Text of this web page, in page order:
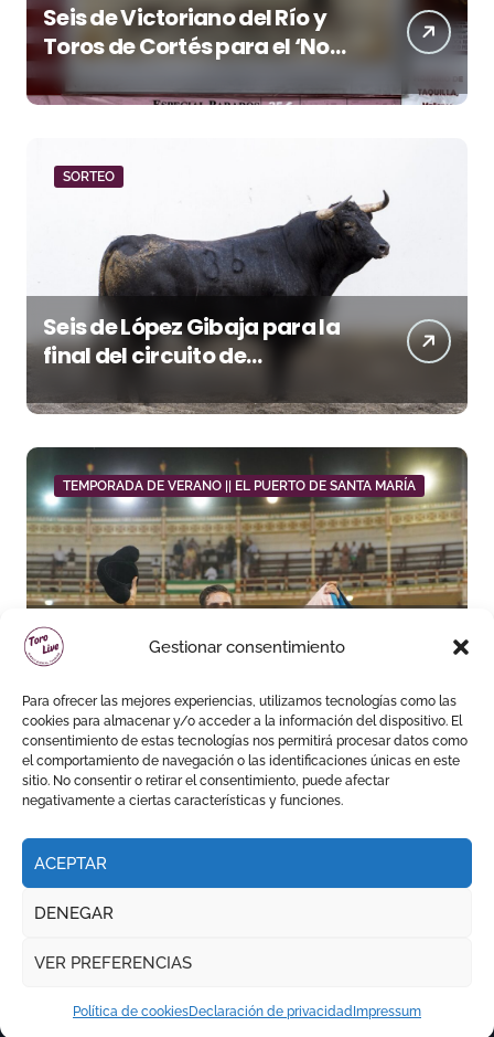
Gestionar consentimiento
Para ofrecer las mejores experiencias, utilizamos tecnologías como las
cookies para almacenar y/o acceder a la información del dispositivo. El
consentimiento de estas tecnologías nos permitirá procesar datos como
el comportamiento de navegación o las identificaciones únicas en este
sitio. No consentir o retirar el consentimiento, puede afectar
negativamente a ciertas características y funciones.
ACEPTAR
DENEGAR
VER PREFERENCIAS
Política de cookiesDeclaración de privacidad Impressum
Seis de Victoriano del Río y
Toros de Cortés para el ‘No
Hay Localidades’ de esta
tarde en Pontevedra
SORTEO
Seis de López Gibaja para la
final del circuito de
Málaga
TEMPORADA DE VERANO || EL PUERTO DE SANTA MARÍA
Daniel Crespo reivindica su
sitio con una gran faena y dos
orejas